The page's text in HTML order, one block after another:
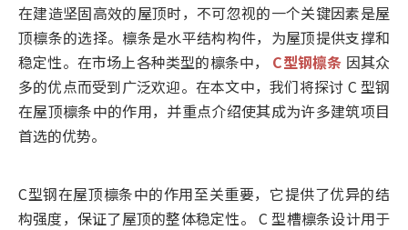
在建造坚固高效的屋顶时，不可忽视的一个关键因素是屋
顶檩条的选择。檩条是水平结构构件，为屋顶提供支撑和
稳定性。在市场上各种类型的檩条中， C型钢檩条 因其众
多的优点而受到广泛欢迎。在本文中，我们将探讨 C 型钢
在屋顶檩条中的作用，并重点介绍使其成为许多建筑项目
首选的优势。
C型钢在屋顶檩条中的作用至关重要，它提供了优异的结
构强度，保证了屋顶的整体稳定性。 C 型槽檩条设计用于